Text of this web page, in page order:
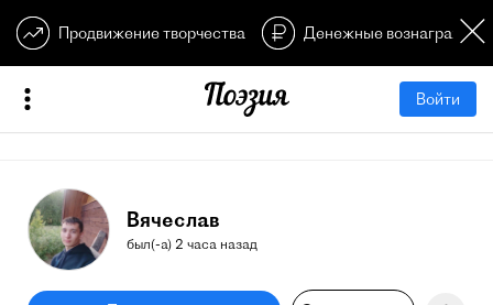
Продвижение творчества Денежные
Войти
Вячеслав
был(-а) 2 часа назад